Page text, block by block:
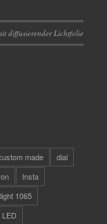
diffusierender Lichtfolie
made
dial
Insta
1065
LED